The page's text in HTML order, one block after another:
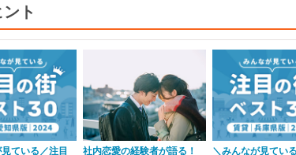
ト
ている／注目
社内恋愛の経験者が語る！
＼みんなが見てい